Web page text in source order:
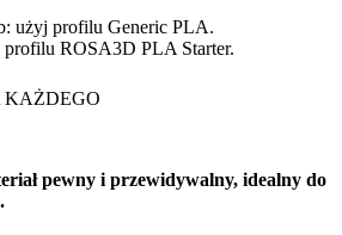
użyj profilu Generic PLA.
profilu ROSA3D PLA Starter.
KAŻDEGO
pewny i przewidywalny, idealny do